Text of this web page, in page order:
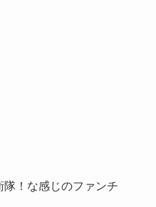
隊！な感じのファンチ